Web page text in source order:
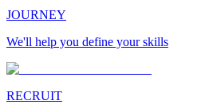
JOURNEY
We'll help you define your skills
RECRUIT